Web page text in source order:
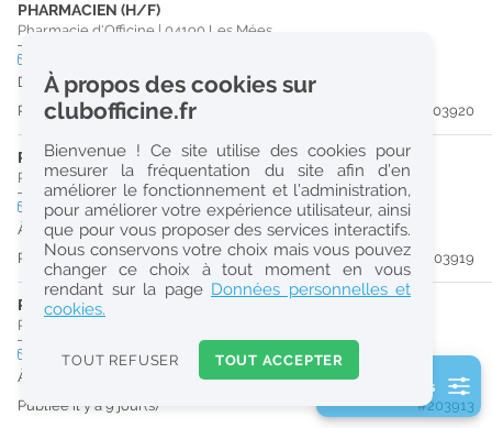
Réinitialiser
2
0
k
Consulter les offres de la France d'outre-mer
PHARMACIEN (H/F)
Pharmacie d'Officine | 04190 Les Mées
Du 29/11/26 au 28/09/27
Publiée il y a 9 jour(s)
#203920
PHARMACIEN (H/F)
Pharmacie d'Officine|04190Les Mées
CDI temps plein
À partir du 29/11/26
Publiée il y a 9 jour(s)
#203919
PHARMACIEN (H/F)
Pharmacie d'Officine
CDItemps plein
À partir du 27/08/26
Publiée il y a 9 jour(s)
#203913
2 filtre(s) actifs
À propos des cookies sur
clubofficine.fr
Bienvenue ! Ce site utilise des cookies pour
mesurer la fréquentation du site afin d’en
améliorer le fonctionnement et l’administration,
pour améliorer votre expérience utilisateur, ainsi
que pour vous proposer des services interactifs.
Nous conservons votre choix mais vous pouvez
changer ce choix à tout moment en vous
rendant sur la page Données personnelles et
cookies.
TOUT REFUSER TOUT ACCEPTER